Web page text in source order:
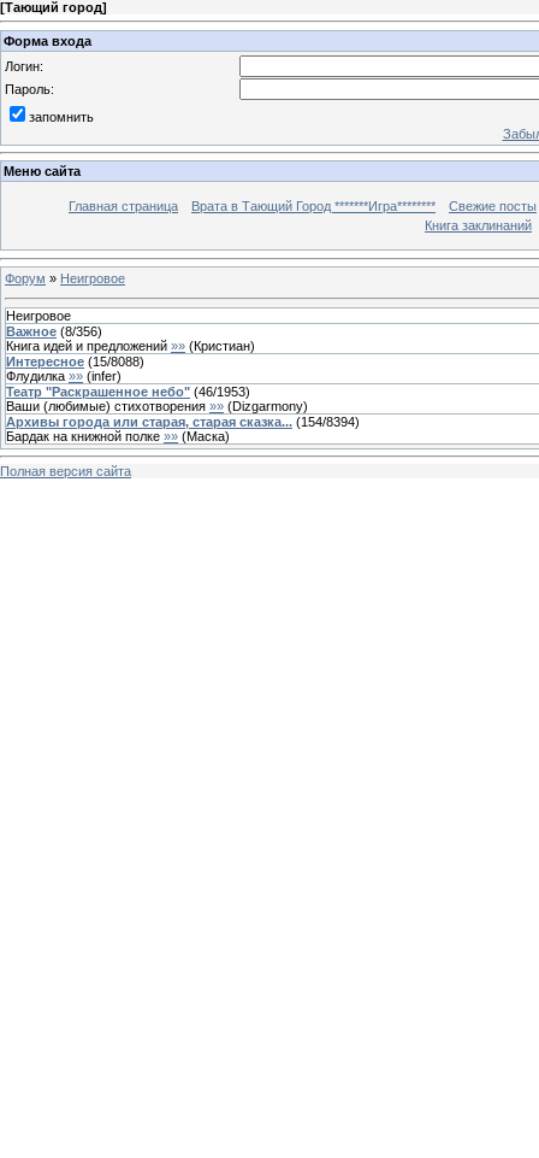
[Тающий город]
Форма входа
Логин:
Пароль:
запомнить
Меню сайта
Главная страница Врата в Тающий Город *******Игра********
Свежие посты
Книга заклинаний
Форум » Неигровое
Неигровое
Важное (8/356)
Книга идей и предложений »» (Кристиан)
Интересное (15/8088)
Флудилка »» (infer)
Театр "Раскрашенное небо" (46/1953)
Ваши (любимые) стихотворения »» (Dizgarmony)
Архивы города или старая, старая сказка... (154/8394)
Бардак на книжной полке »» (Маска)
Полная версия сайта